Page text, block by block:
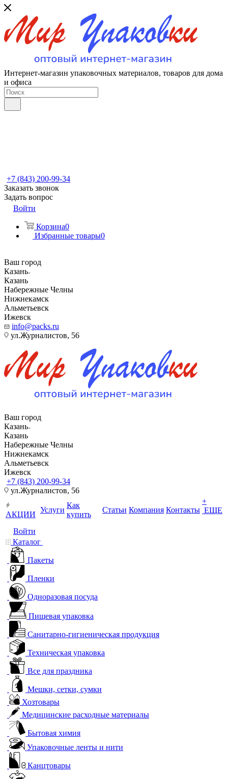
Интернет-магазин упаковочных материалов, товаров для дома
и офиса
+7 (843) 200-99-34
Заказать звонок
Задать вопрос
Войти
Корзина0
Избранные товары0
Ваш город
Казань
Казань
Набережные Челны
Нижнекамск
Альметьевск
Ижевск
info@packs.ru
ул.Журналистов, 56
Ваш город
Казань
Казань
Набережные Челны
Нижнекамск
Альметьевск
Ижевск
+7 (843) 200-99-34
ул.Журналистов, 56
АКЦИИ
Услуги
Как
купить
Статьи Компания Контакты
+
ЕЩЕ
Войти
Каталог
Пакеты
Пленки
Одноразовая посуда
Пищевая упаковка
Санитарно-гигиеническая продукция
Техническая упаковка
Все для праздника
Мешки, сетки, сумки
Хозтовары
Медицинские расходные материалы
Бытовая химия
Упаковочные ленты и нити
Канцтовары